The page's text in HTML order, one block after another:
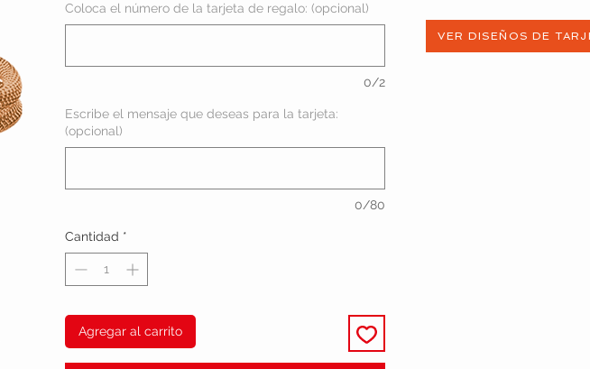
Coloca el número de la tarjeta de regalo: (opcional)
0/2
Escribe el mensaje que deseas para la tarjeta:
(opcional)
0/80
Cantidad *
Agregar al carrito
VER DISEÑOS DE